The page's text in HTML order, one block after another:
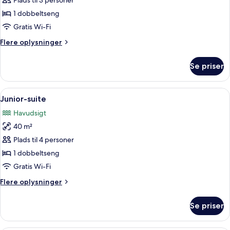
dobbeltværelse
1 dobbeltseng
Gratis Wi-Fi
Flere oplysninger
Flere
dobbeltværelse
Se priser
Indlæs
alle
billeder
af
Junior-
suite
3
Junior-suite
Havudsigt
40 m²
Plads til 4 personer
1 dobbeltseng
Gratis Wi-Fi
Flere oplysninger
Flere
suite
Se priser